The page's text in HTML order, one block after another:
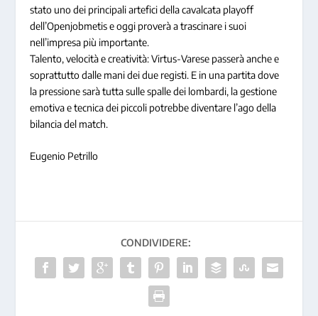
stato uno dei principali artefici della cavalcata playoff
dell’Openjobmetis e oggi proverà a trascinare i suoi
nell’impresa più importante.
Talento, velocità e creatività: Virtus-Varese passerà anche e
soprattutto dalle mani dei due registi. E in una partita dove
la pressione sarà tutta sulle spalle dei lombardi, la gestione
emotiva e tecnica dei piccoli potrebbe diventare l’ago della
bilancia del match.
Eugenio Petrillo
CONDIVIDERE: